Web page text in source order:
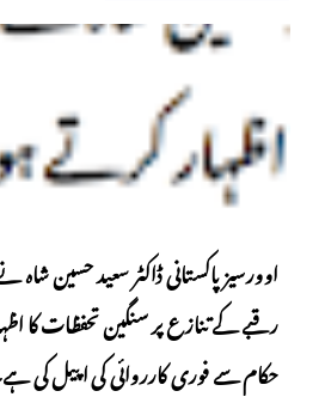
اوورسیز پاکستانی ڈاکٹر سعید حسین شاہ
رقبے کے تنازع پر سنگین تحفظات کا
حکام سے فوری کارروائی کی اپیل کی